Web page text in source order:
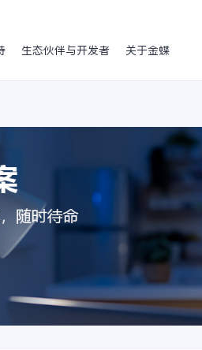
生态伙伴与开发者 关于金蝶